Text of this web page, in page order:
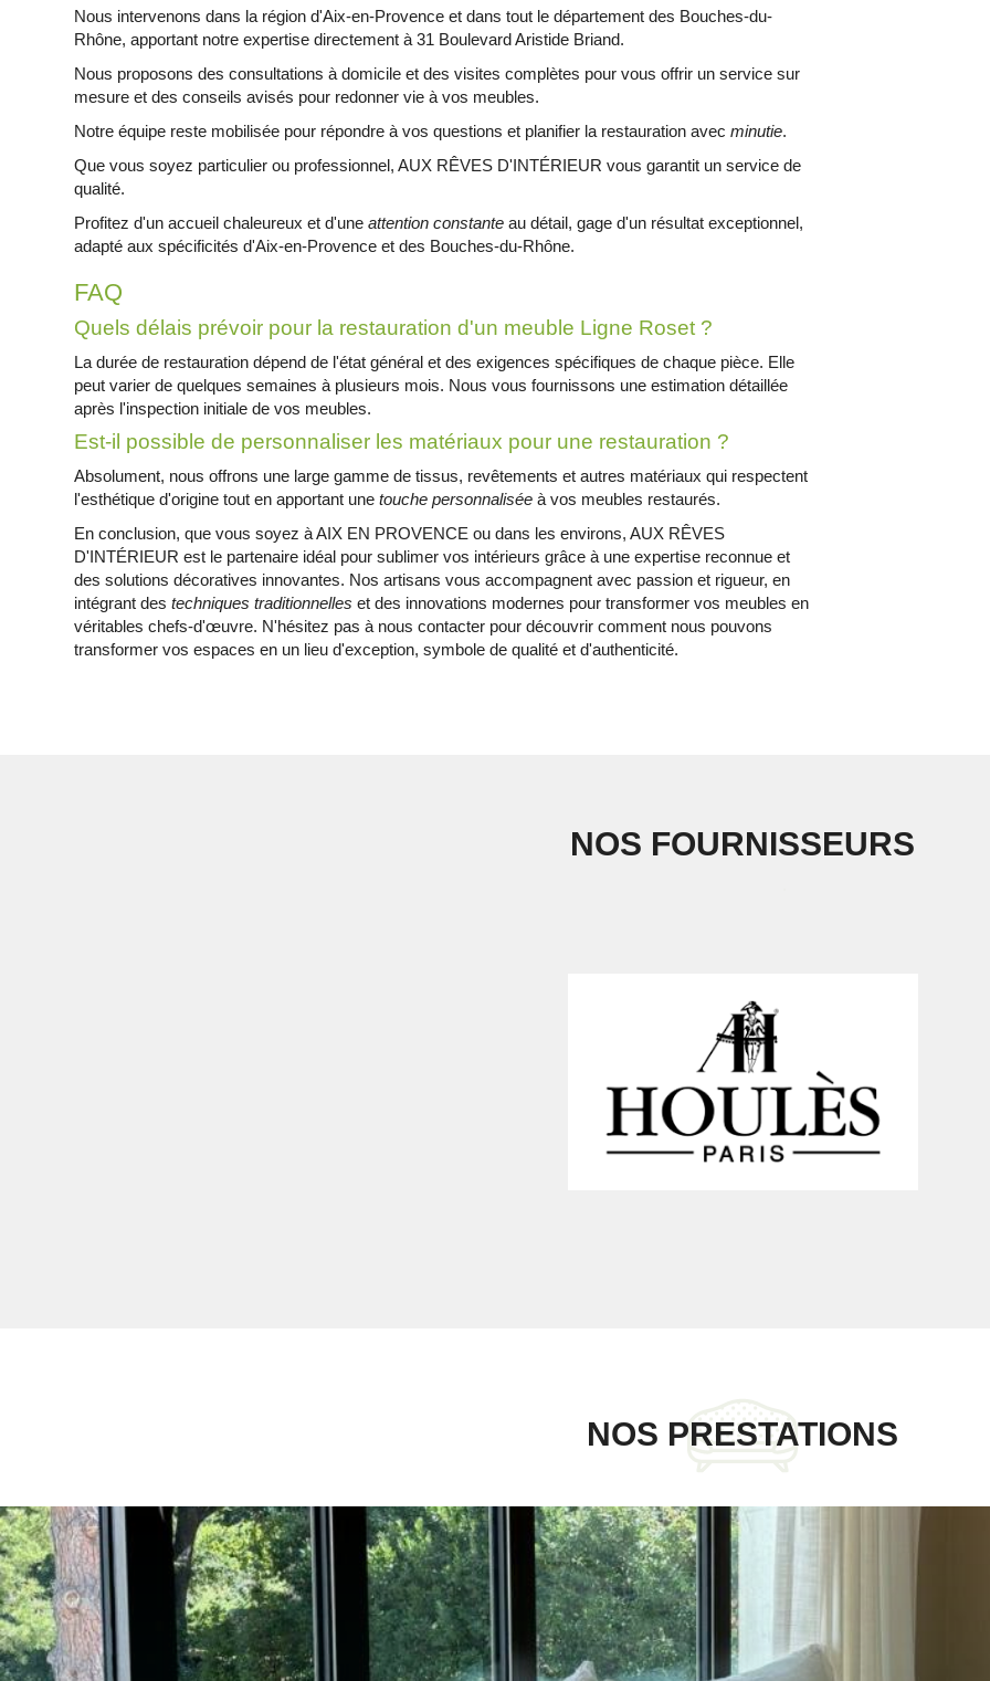
Nous intervenons dans la région d'Aix-en-Provence et dans tout le département des Bouches-du-
Rhône, apportant notre expertise directement à 31 Boulevard Aristide Briand.
Nous proposons des consultations à domicile et des visites complètes pour vous offrir un service sur
mesure et des conseils avisés pour redonner vie à vos meubles.
Notre équipe reste mobilisée pour répondre à vos questions et planifier la restauration avecminutie.
Que vous soyez particulier ou professionnel, AUX RÊVES D'INTÉRIEUR vous garantit un service de
qualité.
Profitez d'un accueil chaleureux et d'uneattention constante au détail, gage d'un résultat exceptionnel,
adapté aux spécificités d'Aix-en-Provence et des Bouches-du-Rhône.
FAQ
Quels délais prévoir pour la restauration d'un meuble Ligne Roset ?
La durée de restauration dépend de l'état général et des exigences spécifiques de chaque pièce. Elle
peut varier de quelques semaines à plusieurs mois. Nous vous fournissons une estimation détaillée
après l'inspection initiale de vos meubles.
Est-il possible de personnaliser les matériaux pour une restauration ?
Absolument, nous offrons une large gamme de tissus, revêtements et autres matériaux qui respectent
l'esthétique d'origine tout en apportant unetouche personnalisée à vos meubles restaurés.
En conclusion, que vous soyez à AIX EN PROVENCE ou dans les environs, AUX RÊVES
D'INTÉRIEUR est le partenaire idéal pour sublimer vos intérieurs grâce à une expertise reconnue et
des solutions décoratives innovantes. Nos artisans vous accompagnent avec passion et rigueur, en
intégrant destechniques traditionnelles et des innovations modernes pour transformer vos meubles en
véritables chefs-d'œuvre. N'hésitez pas à nous contacter pour découvrir comment nous pouvons
transformer vos espaces en un lieu d'exception, symbole de qualité et d'authenticité.
NOS FOURNISSEURS
NOS PRESTATIONS